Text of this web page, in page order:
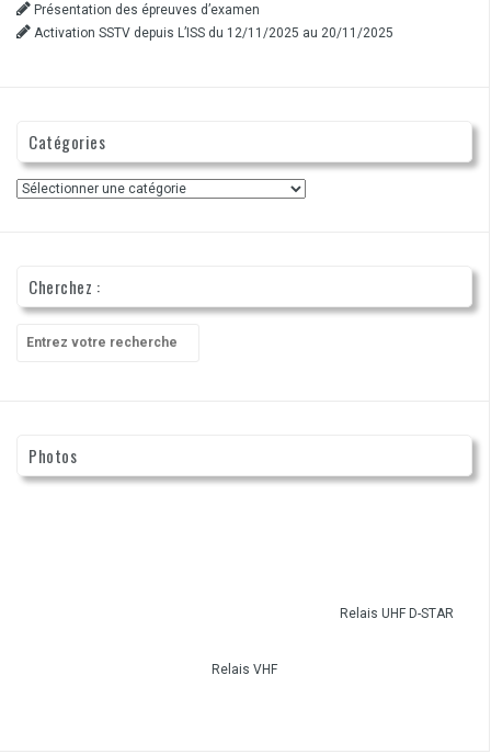
Présentation des épreuves d’examen
Activation SSTV depuis L’ISS du 12/11/2025 au 20/11/2025
Catégories
Catégories
Cherchez :
pour
Photos
Relais UHF D-STAR
Relais VHF